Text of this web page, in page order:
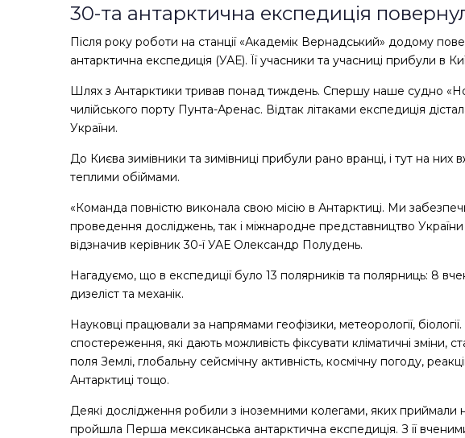
30-та антарктична експедиція
Після року роботи на станції «Академік Вернадський» додому
антарктична експедиція (УАЕ). Її учасники та учасниці прибули в
Шлях з Антарктики тривав понад тиждень. Спершу наше судно
чилійського порту Пунта-Аренас. Відтак літаками експедиція
України.
До Києва зимівники та зимівниці прибули рано вранці, і тут на них
теплими обіймами.
«Команда повністю виконала свою місію в Антарктиці. Ми
проведення досліджень, так і міжнародне представництво
відзначив керівник 30-ї УАЕ Олександр Полудень.
Нагадуємо, що в експедиції було 13 полярників та полярниць: 8
дизеліст та механік.
Науковці працювали за напрямами геофізики, метеорології,
спостереження, які дають можливість фіксувати кліматичні зміни,
поля Землі, глобальну сейсмічну активність, космічну погоду,
Антарктиці тощо.
Деякі дослідження робили з іноземними колегами, яких приймали
пройшла Перша мексиканська антарктична експедиція. З її